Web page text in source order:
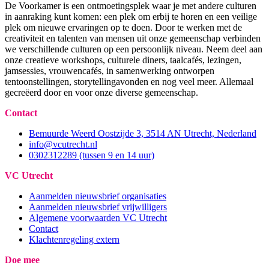
De Voorkamer is een ontmoetingsplek waar je met andere culturen
in aanraking kunt komen: een plek om erbij te horen en een veilige
plek om nieuwe ervaringen op te doen. Door te werken met de
creativiteit en talenten van mensen uit onze gemeenschap verbinden
we verschillende culturen op een persoonlijk niveau. Neem deel aan
onze creatieve workshops, culturele diners, taalcafés, lezingen,
jamsessies, vrouwencafés, in samenwerking ontworpen
tentoonstellingen, storytellingavonden en nog veel meer. Allemaal
gecreëerd door en voor onze diverse gemeenschap.
Contact
Bemuurde Weerd Oostzijde 3, 3514 AN Utrecht, Nederland
info@vcutrecht.nl
0302312289 (tussen 9 en 14 uur)
VC Utrecht
Aanmelden nieuwsbrief organisaties
Aanmelden nieuwsbrief vrijwilligers
Algemene voorwaarden VC Utrecht
Contact
Klachtenregeling extern
Doe mee